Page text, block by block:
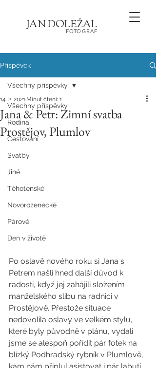
JANDOLEŽAL
FOTOGRAF
Příspěvek
Všechny příspěvky
Rodina
Cestování
Svatby
Jiné
Těhotenské
Novorozenecké
Párové
Den v životě
Všechny příspěvky
Jana & Petr: Zimní svatba
Prostějov, Plumlov
14. 2. 2021 Minut čtení: 1
Po oslavě nového roku si Jana s
Petrem našli hned další důvod k
radosti, když jej zahájili složením
manželského slibu na radnici v
Prostějově. Přestože situace
nedovolila oslavy ve velkém stylu,
které byly původně v plánu, vydali
jsme se alespoň pořídit pár fotek na
blízký Podhradský rybník v Plumlově,